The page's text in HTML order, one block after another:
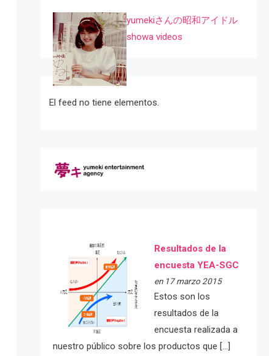
yumekiさんの昭和アイドル
showa videos
El feed no tiene elementos.
Resultados de la
encuesta YEA-SGC
en 17 marzo 2015
Estos son los
resultados de la
encuesta realizada a
nuestro público sobre los productos que […]